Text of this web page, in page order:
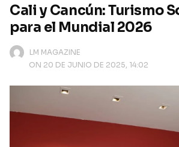
LM MAGAZINE
ON 20 DE JUNIO DE 2025, 14:02
Cali y Cancún: Turismo
para el Mundial 2026